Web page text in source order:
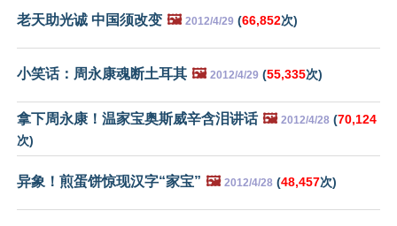
老天助光诚 中国须改变 🖼️ 2012/4/29 (66,852次)
小笑话：周永康魂断土耳其 🖼️ 2012/4/29 (55,335次)
拿下周永康！温家宝奥斯威辛含泪讲话 🖼️ 2012/4/28 (70,124
次)
异象！煎蛋饼惊现汉字“家宝” 🖼️ 2012/4/28 (48,457次)